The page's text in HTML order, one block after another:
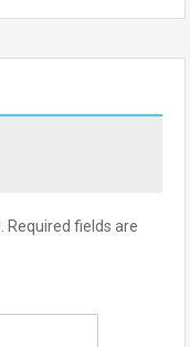
Required fields are